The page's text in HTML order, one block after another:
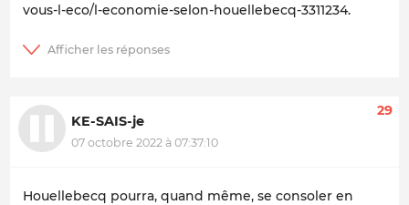
vous-l-eco/l-economie-selon-houellebecq-3311234.
KE-SAIS-je
07 octobre 2022 à 07:37:10
29
Houellebecq pourra, quand même, se consoler en